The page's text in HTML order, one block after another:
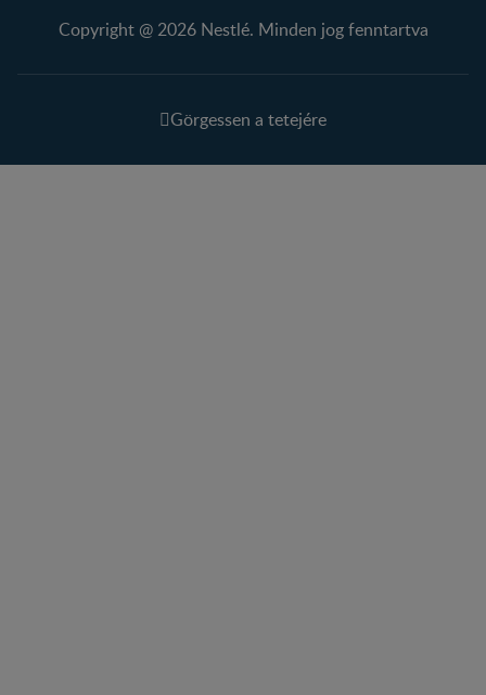
Copyright @ 2026 Nestlé. Minden jog fenntartva
Görgessen a tetejére